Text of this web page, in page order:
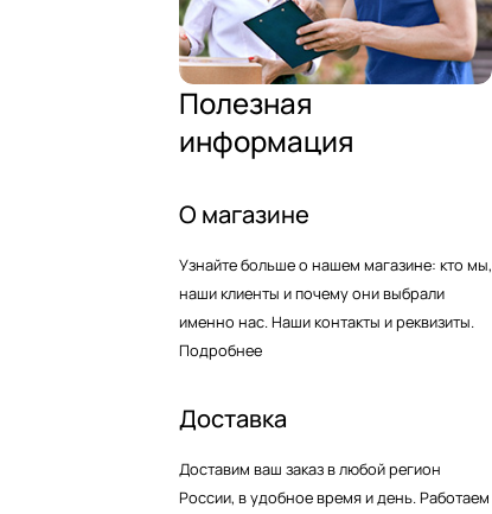
Полезная
информация
О магазине
Узнайте больше о нашем магазине: кто мы,
наши клиенты и почему они выбрали
именно нас. Наши контакты и реквизиты.
Подробнее
Доставка
Доставим ваш заказ в любой регион
России, в удобное время и день. Работаем